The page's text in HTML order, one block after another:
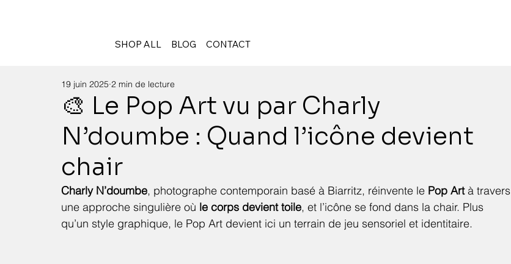
SHOP ALL BLOG CONTACT
🎨 Le Pop Art vu par Charly
N’doumbe : Quand l’icône devient
chair
19 juin 2025 2 min de lecture
Charly N’doumbe, photographe contemporain basé à Biarritz, réinvente le Pop Art à travers
une approche singulière où le corps devient toile, et l’icône se fond dans la chair. Plus
qu’un style graphique, le Pop Art devient ici un terrain de jeu sensoriel et identitaire.